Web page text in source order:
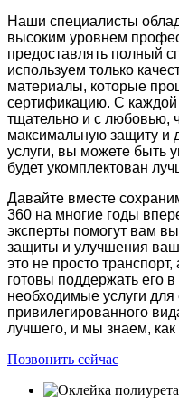
Наши специалисты
высоким уровнем
предоставлять полный
используем только
материалы, которые
сертификацию. С
тщательно и с любовью,
максимальную защиту и
услуги, вы можете быть
будет укомплектован
Давайте вместе
360 на многие годы
эксперты помогут вам
защиты и улучшения
это не просто
готовы поддержать его
необходимые услуги
привилегированного
лучшего, и мы знаем, как
Позвонить сейчас